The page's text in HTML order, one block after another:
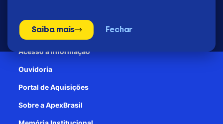
Saiba mais Fechar
Patrocínio
Acesso à informação
Ouvidoria
Portal de Aquisições
Sobre a ApexBrasil